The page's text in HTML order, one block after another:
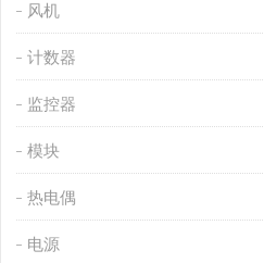
风机
计数器
监控器
模块
热电偶
电源